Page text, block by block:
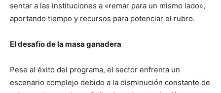
sentar a las instituciones a «remar para un mismo lado»,
aportando tiempo y recursos para potenciar el rubro.
El desafío de la masa ganadera
Pese al éxito del programa, el sector enfrenta un
escenario complejo debido a la disminución constante de